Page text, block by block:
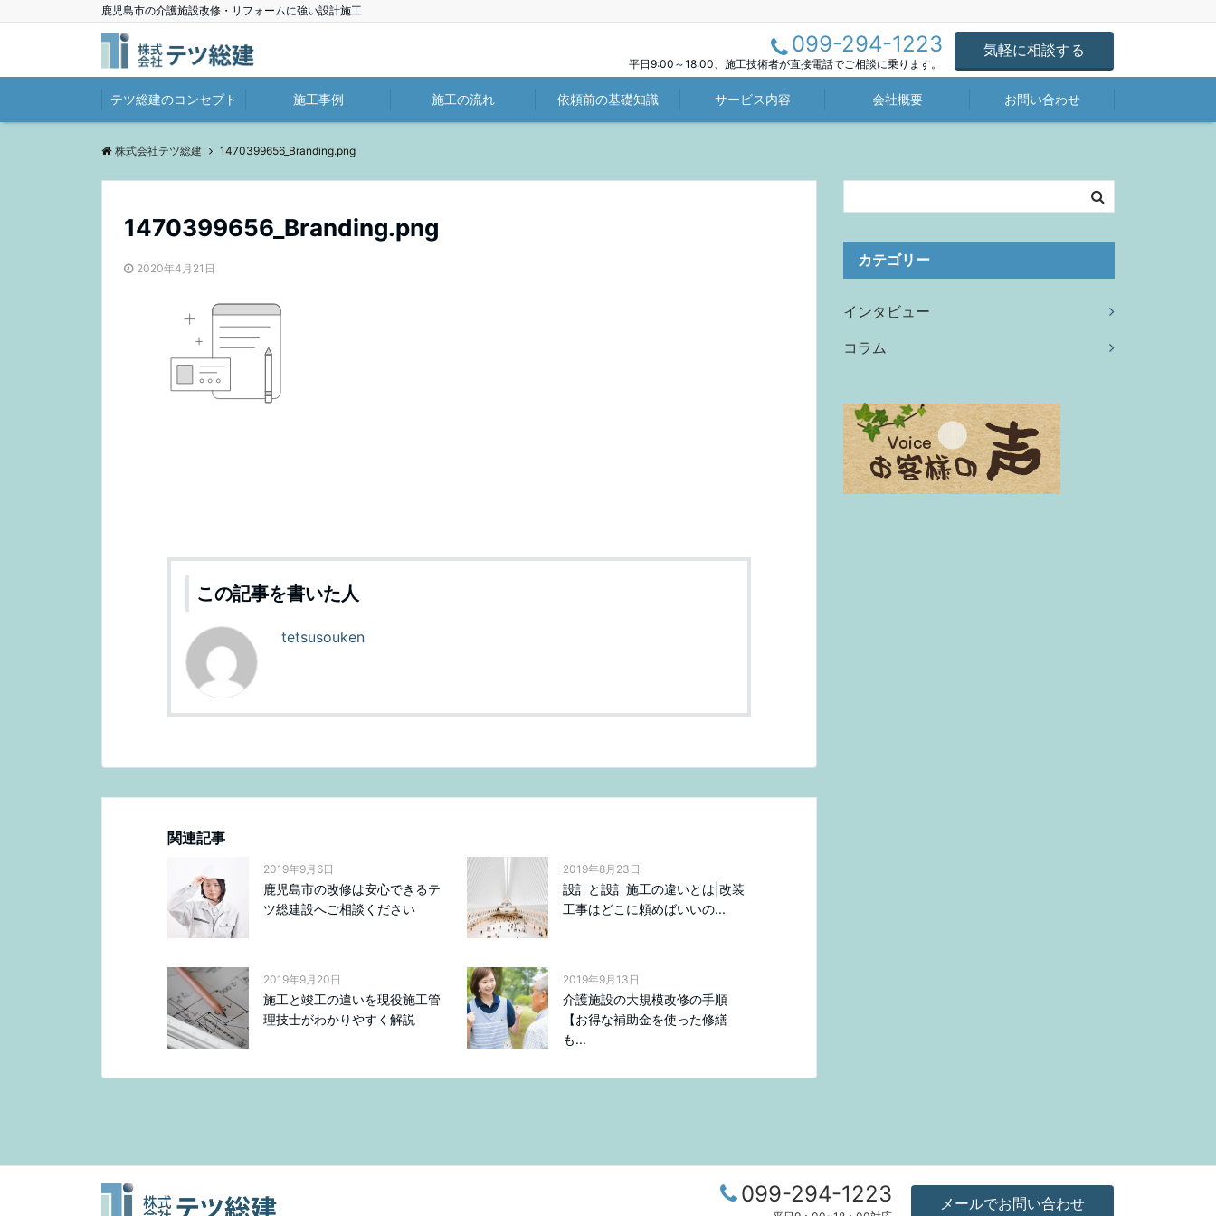
鹿児島市の介護施設改修・リフォームに強い設計施工
099-294-1223
平日9:00～18:00、施工技術者が直接電話でご相談に乗ります。
気軽に相談する
テツ総建のコンセプト 施工事例 施工の流れ 依頼前の基礎知識 サービス内容 会社概要 お問い合わせ
株式会社テツ総建 1470399656_Branding.png
1470399656_Branding.png
2020年4月21日
この記事を書いた人
tetsusouken
関連記事
2019年9月6日
鹿児島市の改修は安心できるテ
ツ総建設へご相談ください
2019年8月23日
設計と設計施工の違いとは|改装
工事はどこに頼めばいいの...
2019年9月20日
施工と竣工の違いを現役施工管
理技士がわかりやすく解説
2019年9月13日
介護施設の大規模改修の手順
【お得な補助金を使った修繕
も...
カテゴリー
インタビュー
コラム
099-294-1223 メールでお問い合わせ